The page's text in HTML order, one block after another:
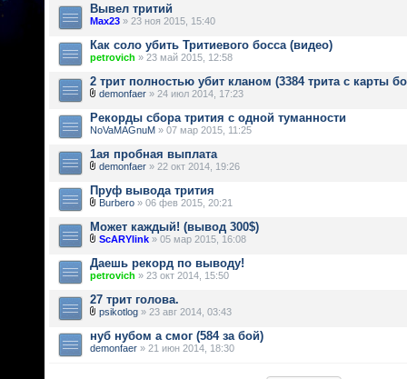
Вывел тритий
Max23 » 23 ноя 2015, 15:40
Как соло убить Тритиевого босса (видео)
petrovich » 23 май 2015, 12:58
2 трит полностью убит кланом (3384 трита с карты
demonfaer » 24 июл 2014, 17:23
Рекорды сбора трития с одной туманности
NoVaMAGnuM » 07 мар 2015, 11:25
1ая пробная выплата
demonfaer » 22 окт 2014, 19:26
Пруф вывода трития
Burbero » 06 фев 2015, 20:21
Может каждый! (вывод 300$)
ScARYlink » 05 мар 2015, 16:08
Даешь рекорд по выводу!
petrovich » 23 окт 2014, 15:50
27 трит голова.
psikotlog » 23 авг 2014, 03:43
нуб нубом а смог (584 за бой)
demonfaer » 21 июн 2014, 18:30